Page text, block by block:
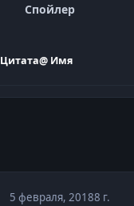
Спойлер
Цитата@ Имя
5 февраля, 20188 г.